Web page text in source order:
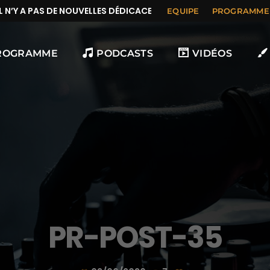
A PAS DE NOUVELLES DÉDICACES EQUIPE PROGRAMME
PODCASTS VIDÉOS
PR-POST-35